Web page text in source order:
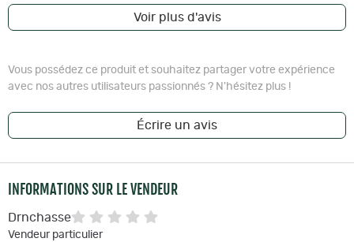
Voir plus d'avis
Vous possédez ce produit et souhaitez partager votre expérience
avec nos autres utilisateurs passionnés ? N'hésitez plus !
Écrire un avis
INFORMATIONS SUR LE VENDEUR
Drnchasse
Vendeur particulier